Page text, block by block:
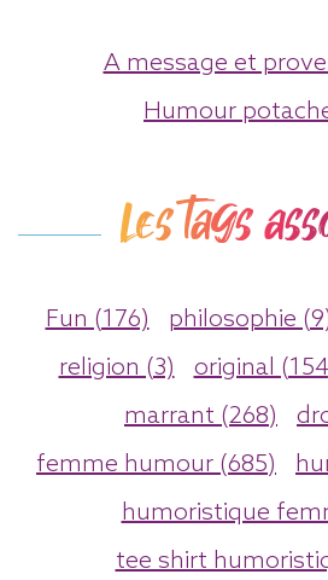
A message et
Humour
Les tags
Fun (176) philosophie
religion (3)
original
marrant (268)
femme humour (685)
humoristique
tee shirt